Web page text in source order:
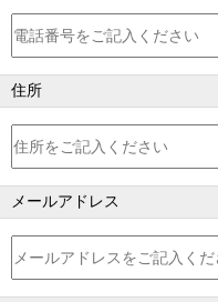
住所
メールアドレス